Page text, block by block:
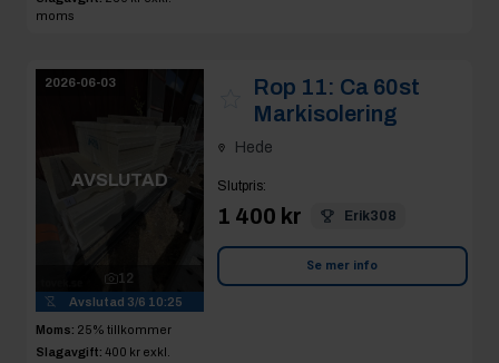
moms
2026-06-03
AVSLUTAD
12
Avslutad 3/6 10:25
Moms: 25% tillkommer
Slagavgift: 400 kr exkl.
Rop 11: Ca 60st
Markisolering
Hede
Slutpris:
1 400 kr Erik308
Se mer info